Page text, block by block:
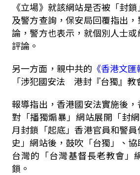
《立場》就該網站是否被「封
及警方查詢，保安局回覆指出
論，警方也表示，就個別人士
評論。
另一方面，親中共的 《香港文匯
「涉犯國安法 港封『台獨』教
報導指出，香港國安法實施後
對「播獨煽暴」網站展開「封
月封鎖「起底」香港官員和警
史」網站後，鼓吹「台獨」、
台灣的「台灣基督長老教會」
鎖。